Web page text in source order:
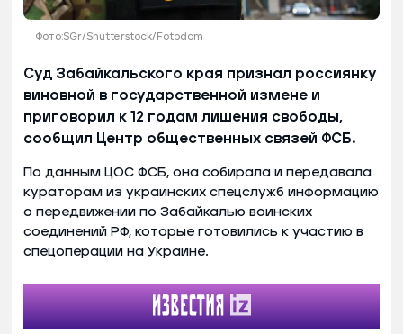
Фото:SGr/Shutterstock/Fotodom
Суд Забайкальского края признал россиянку
виновной в государственной измене и
приговорил к 12 годам лишения свободы,
сообщил Центр общественных связей ФСБ.
По данным ЦОС ФСБ, она собирала и передавала
кураторам из украинских спецслужб информацию
о передвижении по Забайкалью воинских
соединений РФ, которые готовились к участию в
спецоперации на Украине.